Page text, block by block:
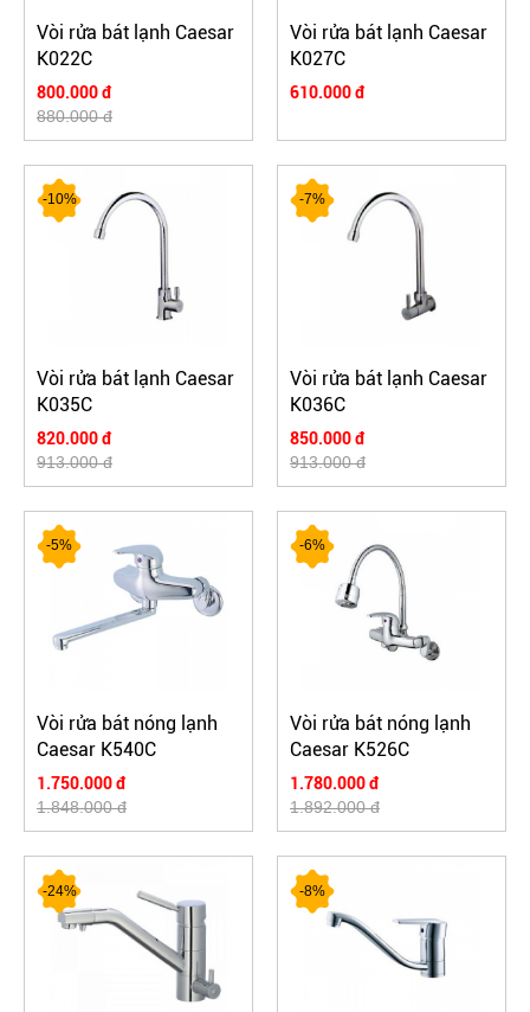
Vòi rửa bát lạnh Caesar
K022C
800.000 đ
880.000 đ
Vòi rửa bát lạnh Caesar
K027C
610.000 đ
-10%
Vòi rửa bát lạnh Caesar
K035C
820.000 đ
913.000 đ
-7%
Vòi rửa bát lạnh Caesar
K036C
850.000 đ
913.000 đ
-5%
Vòi rửa bát nóng lạnh
Caesar K540C
1.750.000 đ
1.848.000 đ
-6%
Vòi rửa bát nóng lạnh
Caesar K526C
1.780.000 đ
1.892.000 đ
-24% -8%